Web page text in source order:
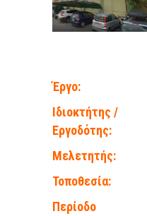
Έργο:
Ιδιοκτήτης /
Εργοδότης:
Μελετητής:
Τοποθεσία:
Περίοδο